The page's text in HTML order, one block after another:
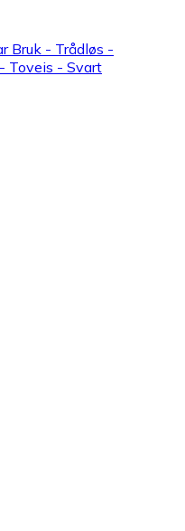
Bruk - Trådløs -
Toveis - Svart